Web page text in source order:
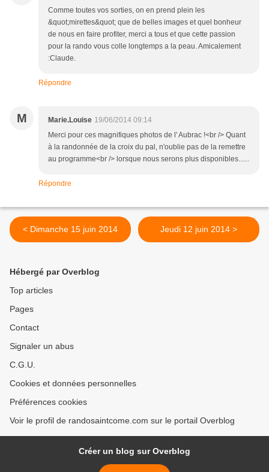
Comme toutes vos sorties, on en prend plein les
&quot;mirettes&quot; que de belles images et quel bonheur
de nous en faire profiter, merci a tous et que cette passion
pour la rando vous colle longtemps a la peau. Amicalement
:Claude.
Répondre
M Marie.Louise 19/06/2014 09:14
Merci pour ces magnifiques photos de l' Aubrac !<br /> Quant
à la randonnée de la croix du pal, n'oublie pas de la remettre
au programme<br /> lorsque nous serons plus disponibles......
Répondre
< Dimanche 15 juin 2014 Jeudi 12 juin 2014 >
Hébergé par Overblog
Top articles
Pages
Contact
Signaler un abus
C.G.U.
Cookies et données personnelles
Préférences cookies
Voir le profil de randosaintcome.com sur le portail Overblog
Créer un blog sur Overblog